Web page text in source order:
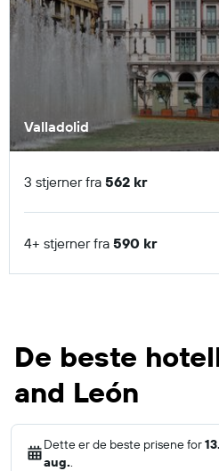
Valladolid
3 stjerner fra 562 kr
4+ stjerner fra 590 kr
De beste
and León
Dette er de beste prisene for
aug..